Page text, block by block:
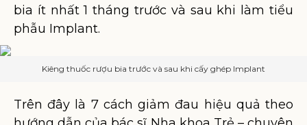
bia ít nhất 1 tháng trước và sau khi làm tiểu
phẫu Implant.
Kiêng thuốc rượu bia trước và sau khi cấy ghép Implant
Trên đây là 7 cách giảm đau hiệu quả theo